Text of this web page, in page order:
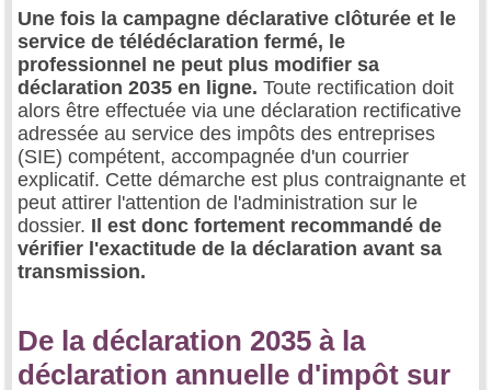
Une fois la campagne déclarative clôturée et le
service de télédéclaration fermé, le
professionnel ne peut plus modifier sa
déclaration 2035 en ligne. Toute rectification doit
alors être effectuée via une déclaration rectificative
adressée au service des impôts des entreprises
(SIE) compétent, accompagnée d'un courrier
explicatif. Cette démarche est plus contraignante et
peut attirer l'attention de l'administration sur le
dossier. Il est donc fortement recommandé de
vérifier l'exactitude de la déclaration avant sa
transmission.
De la déclaration 2035 à la
déclaration annuelle d'impôt sur